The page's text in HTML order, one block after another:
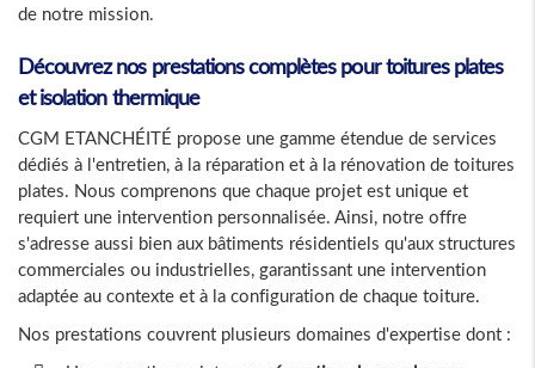
de notre mission.
Découvrez nos prestations complètes pour toitures plates
et isolation thermique
CGM ETANCHÉITÉ propose une gamme étendue de services
dédiés à l'entretien, à la réparation et à la rénovation de toitures
plates. Nous comprenons que chaque projet est unique et
requiert une intervention personnalisée. Ainsi, notre offre
s'adresse aussi bien aux bâtiments résidentiels qu'aux structures
commerciales ou industrielles, garantissant une intervention
adaptée au contexte et à la configuration de chaque toiture.
Nos prestations couvrent plusieurs domaines d'expertise dont :